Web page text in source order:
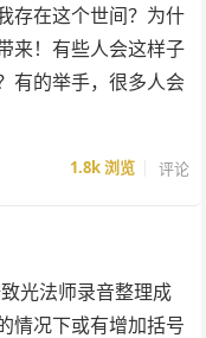
存在这个世间？为什
来！有些人会这样子
有的举手，很多人会
1.8k浏览 评论
光法师录音整理成
情况下或有增加括号